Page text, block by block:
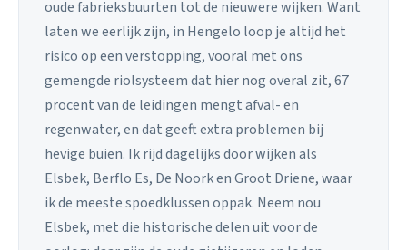
oude fabrieksbuurten tot de nieuwere wijken. Want
laten we eerlijk zijn, in Hengelo loop je altijd het
risico op een verstopping, vooral met ons
gemengde riolsysteem dat hier nog overal zit, 67
procent van de leidingen mengt afval- en
regenwater, en dat geeft extra problemen bij
hevige buien. Ik rijd dagelijks door wijken als
Elsbek, Berflo Es, De Noork en Groot Driene, waar
ik de meeste spoedklussen oppak. Neem nou
Elsbek, met die historische delen uit voor de